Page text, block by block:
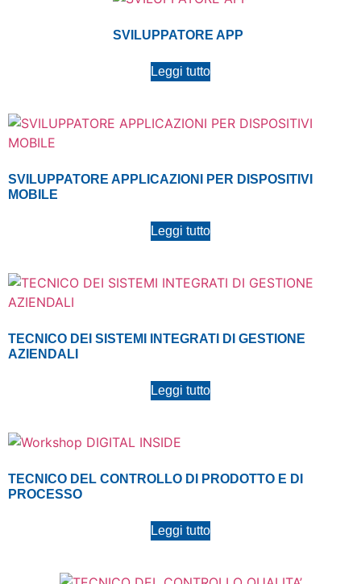
SVILUPPATORE APP
Leggi tutto
SVILUPPATORE APPLICAZIONI PER DISPOSITIVI
MOBILE
Leggi tutto
TECNICO DEI SISTEMI INTEGRATI DI GESTIONE
AZIENDALI
Leggi tutto
TECNICO DEL CONTROLLO DI PRODOTTO E DI
PROCESSO
Leggi tutto